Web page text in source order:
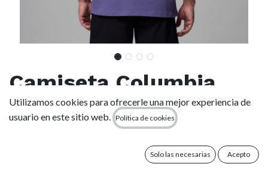
Camiseta Columbia
CSC Heavyweight
Stormwatch/CSC Box
Utilizamos cookies para ofrecerle una mejor experiencia de
usuario en este sitio web.
Política de cookies
Solo las necesarias Acepto